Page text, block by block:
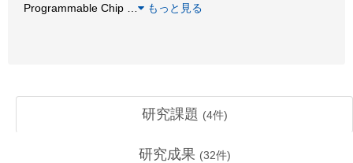
Programmable Chip
もっと見る
研究課題 (4件)
研究成果 (32件)